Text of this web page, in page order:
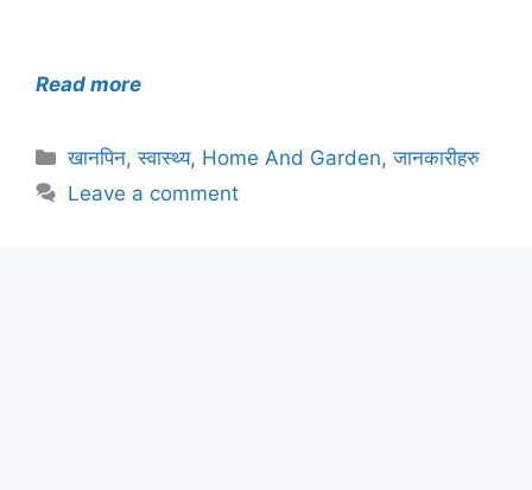
Read more
Categories
खानपिन,स्वास्थ्य, Home And Garden,जानकारीहरु
Leave a comment